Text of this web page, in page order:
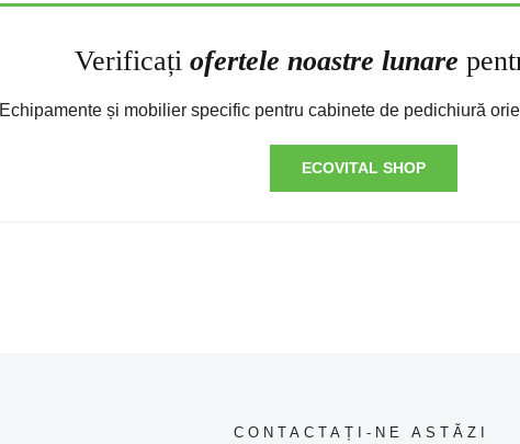
Verificați ofertele noastre lunare
Echipamente și mobilier specific pentru cabinete de pedichiură
ECOVITAL SHOP
CONTACTAȚI-NE ASTĂZI